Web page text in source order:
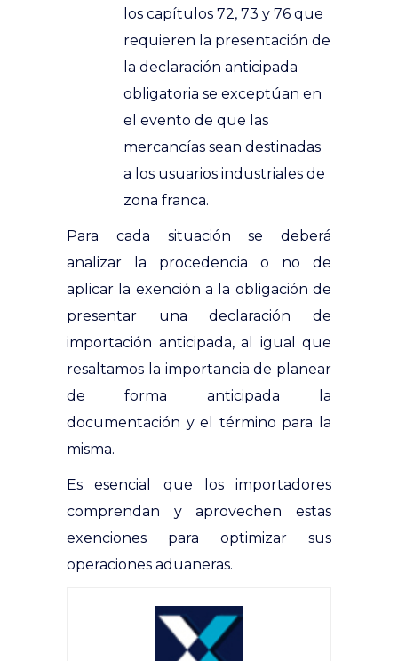
los capítulos 72, 73 y 76 que
requieren la presentación de
la declaración anticipada
obligatoria se exceptúan en
el evento de que las
mercancías sean destinadas
a los usuarios industriales de
zona franca.
Para cada situación se deberá
analizar la procedencia o no de
aplicar la exención a la obligación de
presentar una declaración de
importación anticipada, al igual que
resaltamos la importancia de planear
de forma anticipada la
documentación y el término para la
misma.
Es esencial que los importadores
comprendan y aprovechen estas
exenciones para optimizar sus
operaciones aduaneras.